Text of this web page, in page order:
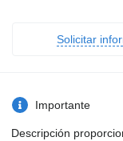
Solicitar
Importante
Descripción